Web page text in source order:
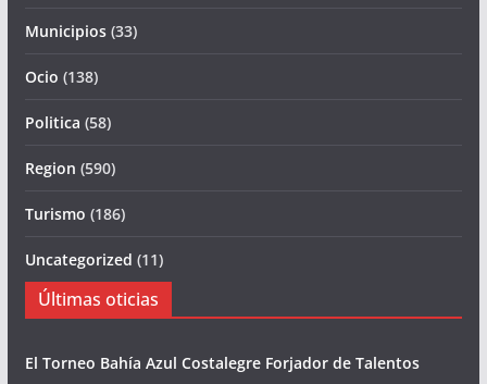
Municipios(33)
Ocio (138)
Politica (58)
Region (590)
Turismo (186)
Uncategorized (11)
Últimas oticias
El Torneo Bahía Azul Costalegre Forjador de Talentos